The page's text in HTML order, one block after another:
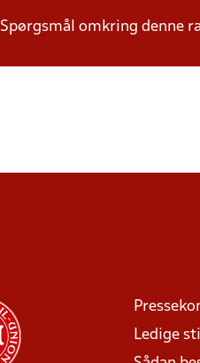
Spørgsmål omkring denne
Ledige